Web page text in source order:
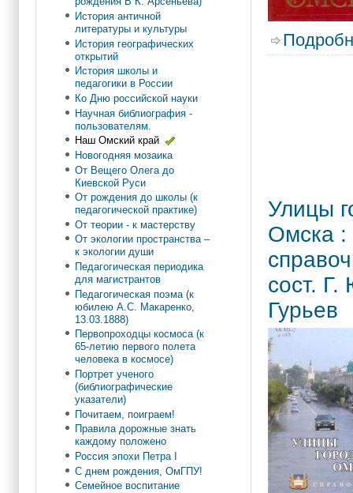
Улицы
Омска :
сост.
Гурьев
История античной
литературы и культуры
История географических
открытий
История школы и
педагогики в России
Ко Дню российской науки
Научная библиография -
пользователям.
Наш Омский край
Новогодняя мозаика
От Вещего Олега до
Киевской Руси
От рождения до школы (к
педагогической практике)
От теории - к мастерству
От экологии пространства –
к экологии души
Педагогическая периодика
для магистрантов
Педагогическая поэма (к
юбилею А.С. Макаренко,
13.03.1888)
Первопроходцы космоса (к
65-летию первого полета
человека в космосе)
Портрет ученого
(библиографические
указатели)
Почитаем, поиграем!
Правила дорожные знать
каждому положено
Россия эпохи Петра I
С днем рождения, ОмГПУ!
Семейное воспитание